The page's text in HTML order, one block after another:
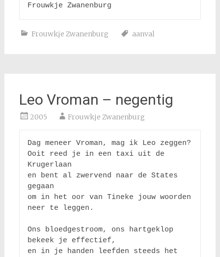
Frouwkje Zwanenburg
Frouwkje Zwanenburg aanval
Leo Vroman – negentig
2005 Frouwkje Zwanenburg
Dag meneer Vroman, mag ik Leo zeggen?
Ooit reed je in een taxi uit de
Krugerlaan
en bent al zwervend naar de States
gegaan
om in het oor van Tineke jouw woorden
neer te leggen.
Ons bloedgestroom, ons hartgeklop
bekeek je effectief,
en in je handen leefden steeds het